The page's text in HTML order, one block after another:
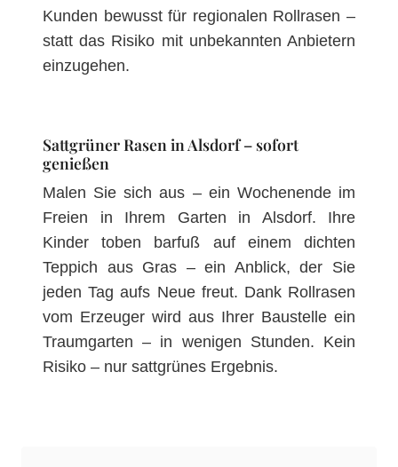
Kunden bewusst für regionalen Rollrasen –
statt das Risiko mit unbekannten Anbietern
einzugehen.
Sattgrüner Rasen in Alsdorf – sofort
genießen
Malen Sie sich aus – ein Wochenende im
Freien in Ihrem Garten in Alsdorf. Ihre
Kinder toben barfuß auf einem dichten
Teppich aus Gras – ein Anblick, der Sie
jeden Tag aufs Neue freut. Dank Rollrasen
vom Erzeuger wird aus Ihrer Baustelle ein
Traumgarten – in wenigen Stunden. Kein
Risiko – nur sattgrünes Ergebnis.